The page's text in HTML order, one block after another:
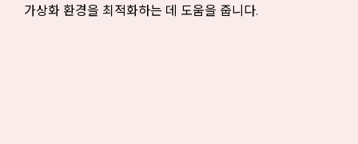
가상화 환경을 최적화하는 데 도움을 줍니다.